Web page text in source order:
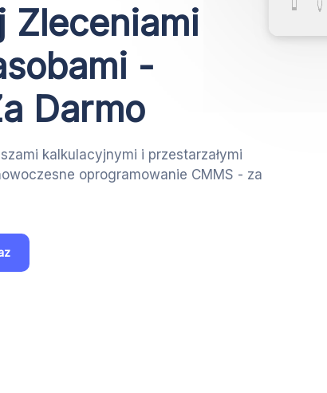
Zleceniami
-
Darmo
kalkulacyjnymi i przestarzałymi
oprogramowanie CMMS - za